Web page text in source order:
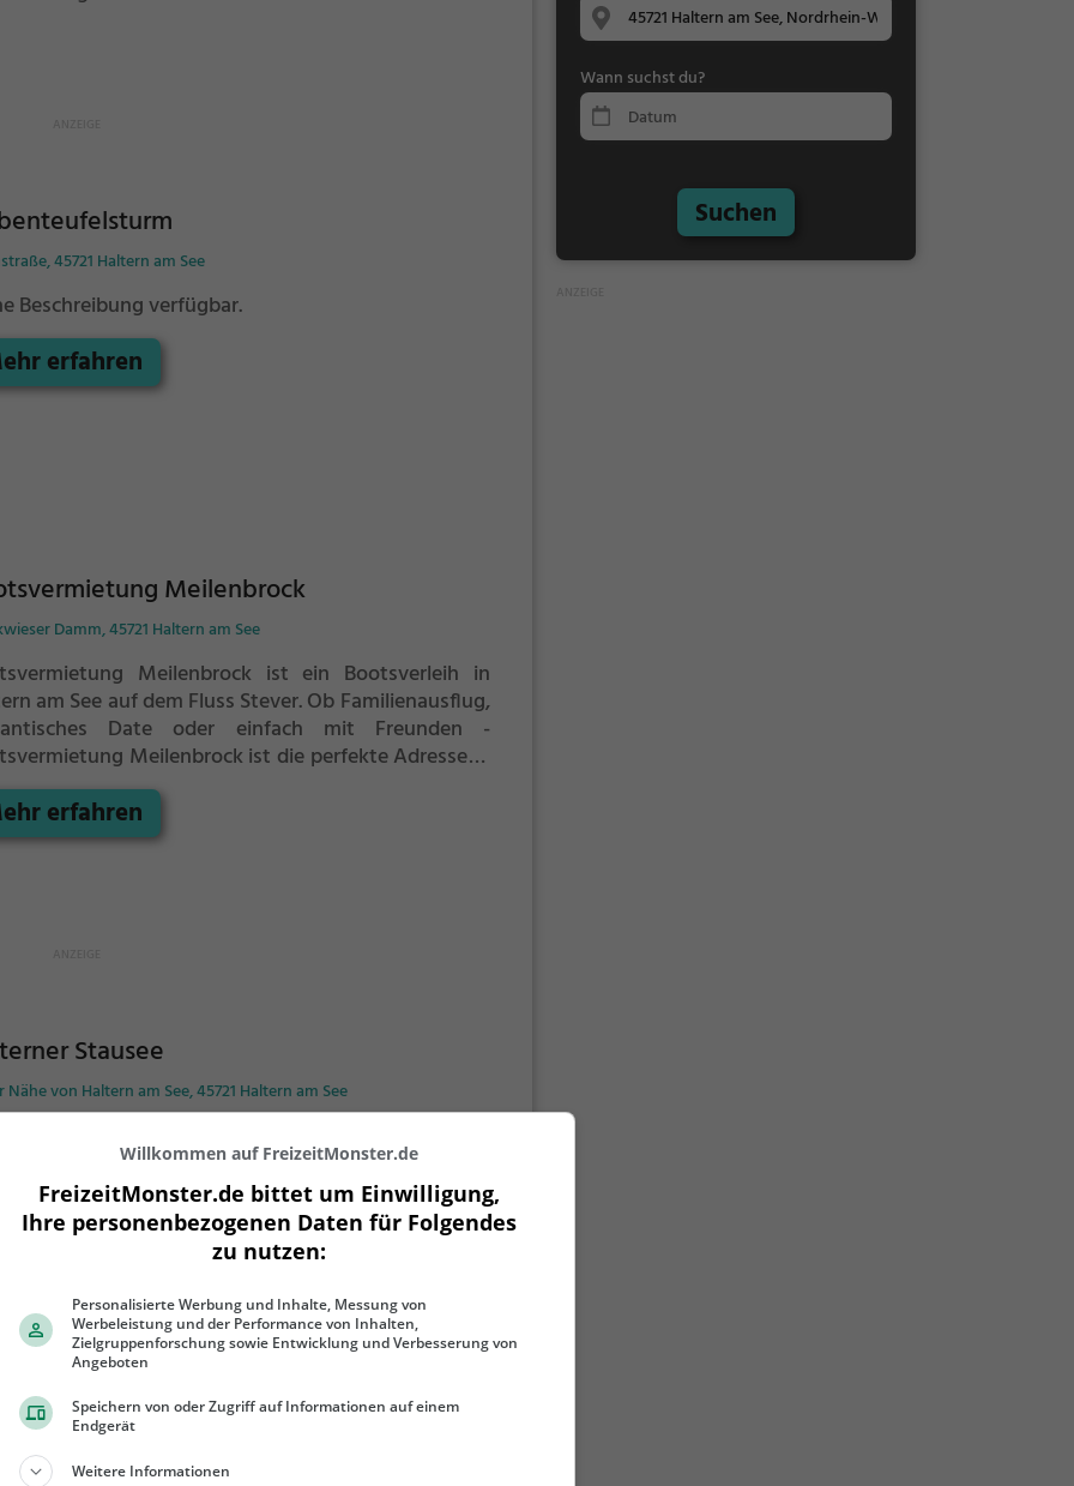
45721 Haltern am See
Beschreibung verfügbar.
erfahren
Meilenbrock
Damm, 45721 Haltern am See
Meilenbrock ist ein Bootsverleih in
am See auf dem Fluss Stever.Ob Familienausflug,
Date oder einfach mit Freunden -
Meilenbrock ist die perfekte Adresse in
am See. Hier kommen sowohl Naturfreunde als
Sportbegeisterte und echte Wasserratten auf ihre
erfahren
Stausee
Nähe von Haltern am See, 45721 Haltern am See
am See. Die Trinkwassertalsperre versorgt die
Gemeinden mit Wasser und ist ein
Naherholungsgebiet. Der Halterner Stausee ist
bei Badegästen und Wassersportlern sehr
der Verleih von Ruder- und Tretbooten möglich.
Ketteler Hof
Straße 234, 45721 Haltern am See
Wann suchst du?
Suchen
Willkommen auf FreizeitMonster.de
FreizeitMonster.de bittet um Einwilligung,
Ihre personenbezogenen Daten für Folgendes
zu nutzen:
Personalisierte Werbung und Inhalte, Messung von
Werbeleistung und der Performance von Inhalten,
Zielgruppenforschung sowie Entwicklung und Verbesserung von
Angeboten
Speichern von oder Zugriff auf Informationen auf einem
Endgerät
Weitere Informationen